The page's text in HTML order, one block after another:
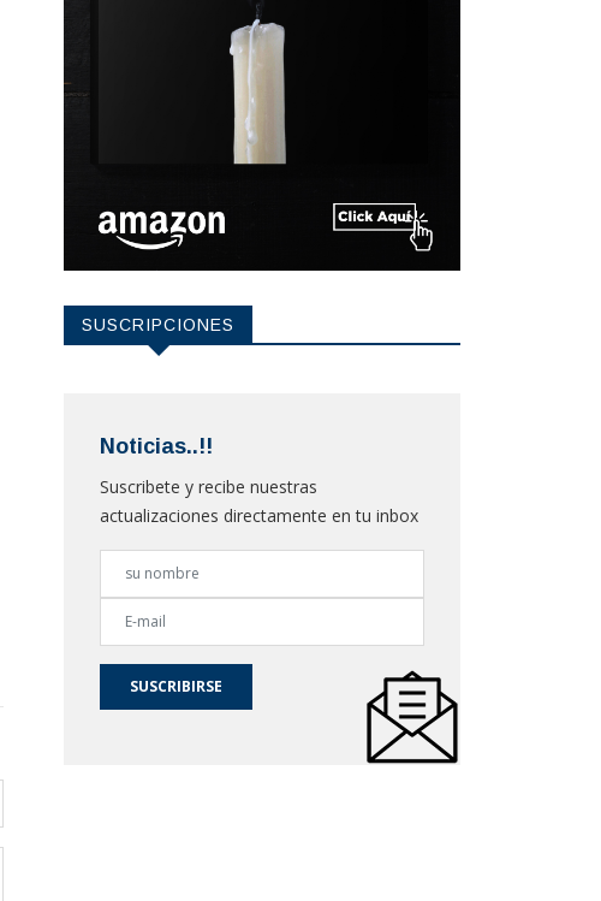
SUSCRIPCIONES
Noticias..!!
Suscribete y recibe nuestras
actualizaciones directamente en tu inbox
SUSCRIBIRSE